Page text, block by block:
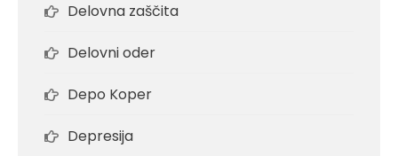
Delovna zaščita
Delovni oder
Depo Koper
Depresija